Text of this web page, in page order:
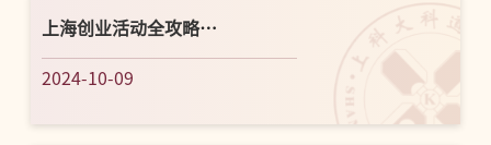
上海创业活动全攻略
（2024.10.9-10.13）
2024-10-09